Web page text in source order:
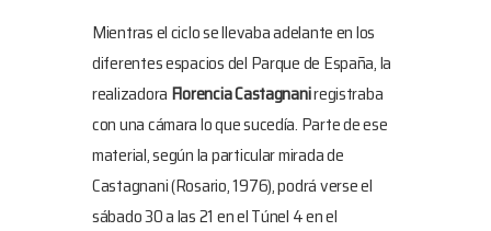
Mientras el ciclo se llevaba adelante en los
diferentes espacios del Parque de España, la
realizadora Florencia Castagnaniregistraba
con una cámara lo que sucedía. Parte de ese
material, según la particular mirada de
Castagnani (Rosario, 1976), podrá verse el
sábado 30 a las 21 en el Túnel 4 en el